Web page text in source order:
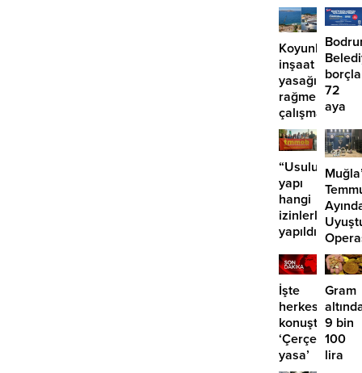
kullanmasını önerdi.
Koyunbaba’da
inşaat
yasağına
rağmen
çalışma
iddiası
72
aya
taksit
“Usuluk’taki
yapı
hangi
izinlerle
yapıldı?”
29
İşte
herkesin
konuştuğu
‘Çerçeve
yasa’
Gram
9 bin
100
lira